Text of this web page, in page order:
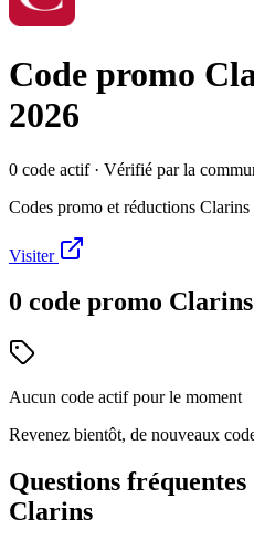
Code promo
2026
0 code actif· Vérifié par la
Codes promo et réductions
Visiter
0 code promo Clarins
Aucun code actif pour le moment
Revenez bientôt, de nouveaux
Questions
Clarins